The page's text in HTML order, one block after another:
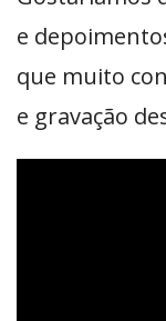
e
que muito
e gravação